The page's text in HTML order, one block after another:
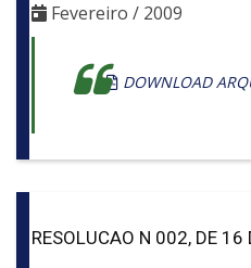
Fevereiro / 2009
DOWNLOAD
RESOLUCAO N 002, DE 16